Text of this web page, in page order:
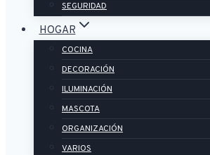
SEGURIDAD
HOGAR
COCINA
DECORACIÓN
ILUMINACIÓN
MASCOTA
ORGANIZACIÓN
VARIOS